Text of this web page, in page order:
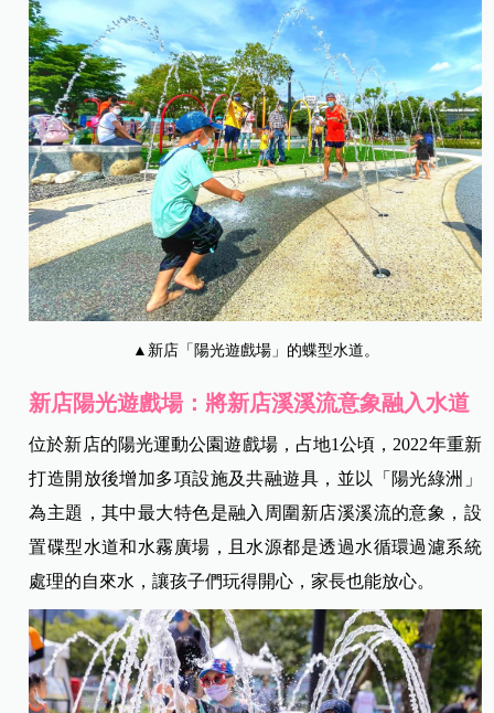
▲新店「陽光遊戲場」的蝶型水道。
新店陽光遊戲場：將新店溪溪流意象融入水道
位於新店的陽光運動公園遊戲場，占地1公頃，2022年重新
打造開放後增加多項設施及共融遊具，並以「陽光綠洲」
為主題，其中最大特色是融入周圍新店溪溪流的意象，設
置碟型水道和水霧廣場，且水源都是透過水循環過濾系統
處理的自來水，讓孩子們玩得開心，家長也能放心。